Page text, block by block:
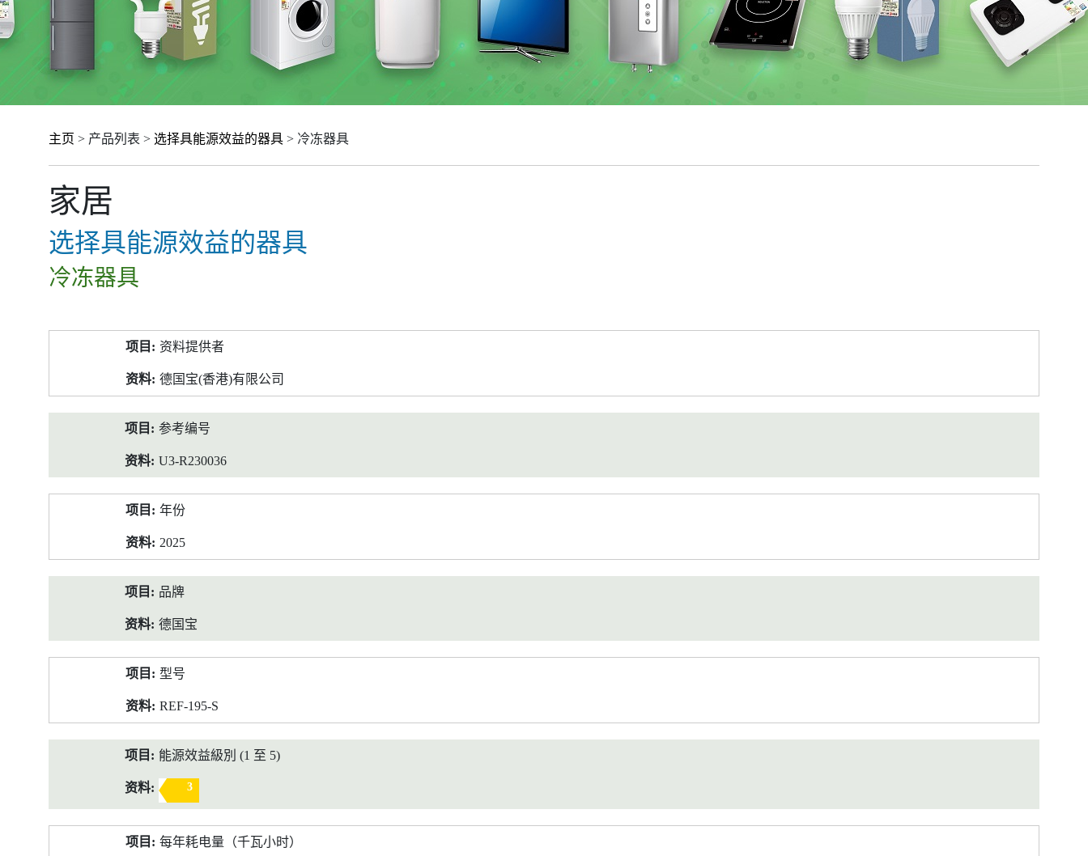
主页 > 产品列表 > 选择具能源效益的器具 > 冷冻器具
家居
选择具能源效益的器具
冷冻器具
料
资料提供者
德国宝(香港)有限公司
参考编号
U3-R230036
年份
2025
品牌
德国宝
型号
REF-195-S
能源效益級別 (1 至 5)
3
每年耗电量（千瓦小时）